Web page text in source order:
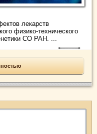
лекарств
физико-технического
СО РАН. ...